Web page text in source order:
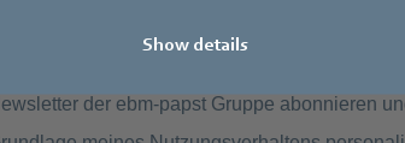
Show details